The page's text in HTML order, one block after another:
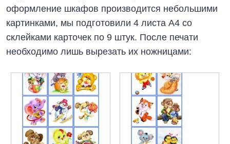
оформление шкафов производится небольшими
картинками, мы подготовили 4 листа А4 со
склейками карточек по 9 штук. После печати
необходимо лишь вырезать их ножницами: